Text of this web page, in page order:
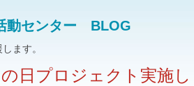
動センター BLOG
ます。
日プロジェクト実施し